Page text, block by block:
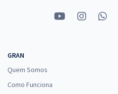
GRAN
Quem Somos
Como Funciona